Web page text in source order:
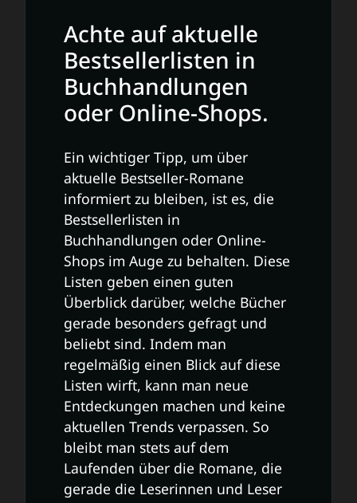
Achte auf aktuelle
Bestsellerlisten in
Buchhandlungen
oder Online-Shops.
Ein wichtiger Tipp, um über
aktuelle Bestseller-Romane
informiert zu bleiben, ist es, die
Bestsellerlisten in
Buchhandlungen oder Online-
Shops im Auge zu behalten. Diese
Listen geben einen guten
Überblick darüber, welche Bücher
gerade besonders gefragt und
beliebt sind. Indem man
regelmäßig einen Blick auf diese
Listen wirft, kann man neue
Entdeckungen machen und keine
aktuellen Trends verpassen. So
bleibt man stets auf dem
Laufenden über die Romane, die
gerade die Leserinnen und Leser